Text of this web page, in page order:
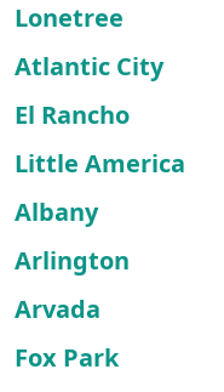
Lonetree
Atlantic City
El Rancho
Little America
Albany
Arlington
Arvada
Fox Park